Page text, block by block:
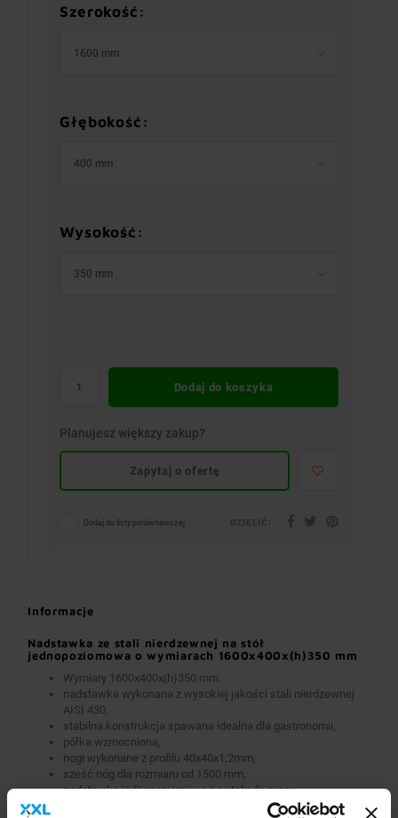
Szerokość:
1600 mm
Głębokość:
400 mm
Wysokość:
350 mm
Dodaj do koszyka
Planujesz większy zakup?
Zapytaj o ofertę
Dodaj do listy porównawczej
Informacje
Nadstawka ze stali nierdzewnej na stół
jednopoziomowa o wymiarach 1600x400x(h)350 mm
Wymiary 1600x400x(h)350 mm
nadstawka wykonana z wysokiej jakości stali nierdzewnej
AISI 430,
stabilna konstrukcja spawana idealna dla gastronomii,
półka wzmocniona,
nogi wykonane z profilu 40x40x1,2mm,
sześć nóg dla rozmiaru od 1500 mm,
nadstawka jednopoziomowa na stoły do pracy,
w standardzie przygotowanie do zamontowania na stałe